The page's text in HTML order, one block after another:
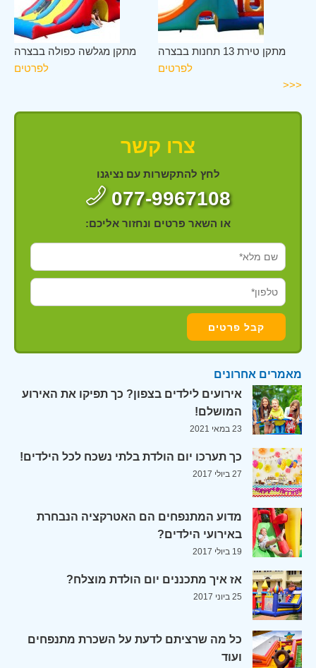
מתקן מגלשה כפולה בבצרה
לפרטים
מתקן טירת 13 תחנות בבצרה
לפרטים
<<<
צרו קשר
לחץ להתקשרות עם נציגנו
077-9967108
או השאר פרטים ונחזור אליכם:
מאמרים אחרונים
אירועים לילדים בצפון? כך תפיקו את האירוע
המושלם!
23 במאי 2021
כך תערכו יום הולדת בלתי נשכח לכל הילדים!
27 ביולי 2017
מדוע המתנפחים הם האטרקציה הנבחרת
באירועי הילדים?
19 ביולי 2017
אז איך מתכננים יום הולדת מוצלח?
25 ביוני 2017
כל מה שרציתם לדעת על השכרת מתנפחים
ועוד